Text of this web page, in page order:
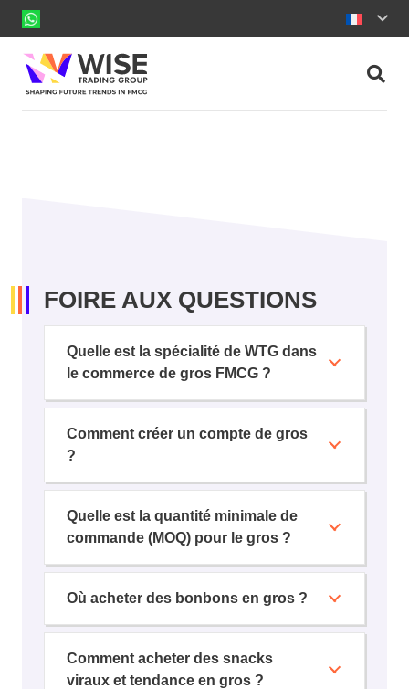
FOIRE AUX QUESTIONS
Quelle est la spécialité de WTG dans
le commerce de gros FMCG ?
Comment créer un compte de gros
?
Quelle est la quantité minimale de
commande (MOQ) pour le gros ?
Où acheter des bonbons en gros ?
Comment acheter des snacks
viraux et tendance en gros ?